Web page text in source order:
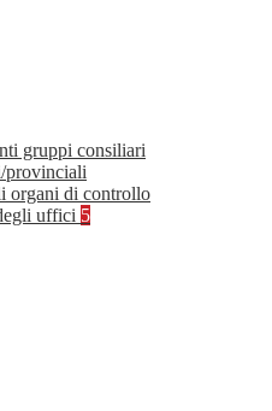
gruppi consiliari
provinciali
organi di controllo
uffici 5